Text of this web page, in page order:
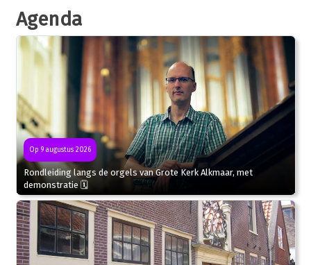
Agenda
Op 9 augustus 2026
Rondleiding langs de orgels van Grote Kerk Alkmaar, met
demonstratie 🗓